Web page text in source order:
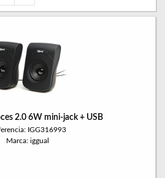
2.0 6W mini-jack + USB
IGG316993
Marca: iggual